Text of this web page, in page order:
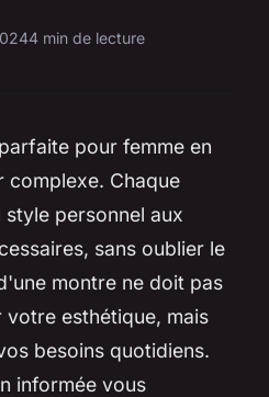
4 min de lecture
pour femme en
complexe. Chaque
personnel aux
sans oublier le
montre ne doit pas
votre esthétique, mais
besoins quotidiens.
informée vous